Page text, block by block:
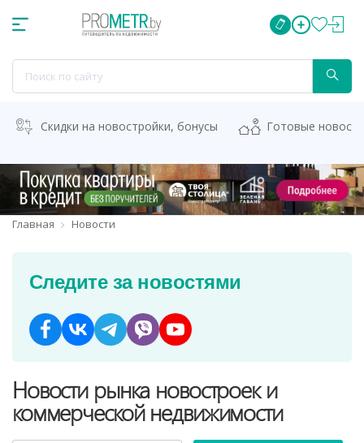
Скидки на новостройки, бонусы Готовые
Главная Новости
Следите за новостями
Новости рынка новостроек и
коммерческой недвижимости